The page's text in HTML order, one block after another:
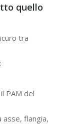
quello
tra
PAM del
asse, flangia,